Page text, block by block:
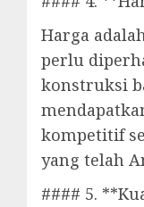
Harga
perlu
konstruksi
kompetitif
yang telah
#### 5.